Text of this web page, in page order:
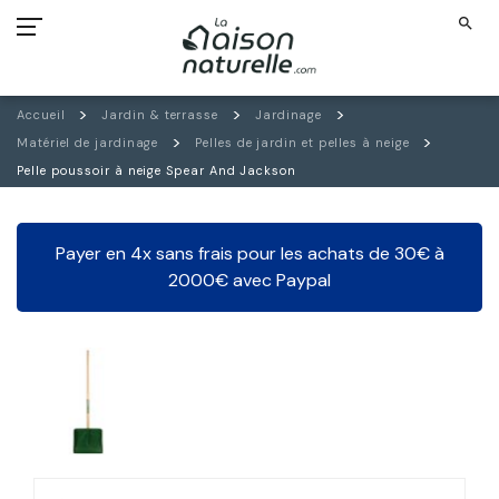
search
Accueil Jardin & terrasse
Jardinage
Matériel de jardinage
Pelles de jardin et pelles à neige
Pelle poussoir à neige Spear And Jackson
Payer en 4x sans frais pour les achats de 30€ à
2000€ avec Paypal